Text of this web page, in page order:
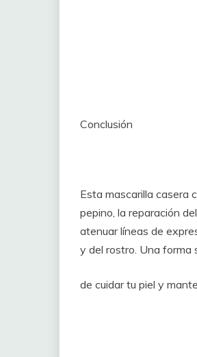
Conclusión
Esta mascarilla casera
pepino, la reparación
atenuar líneas de
y del rostro. Una forma
de cuidar tu piel y